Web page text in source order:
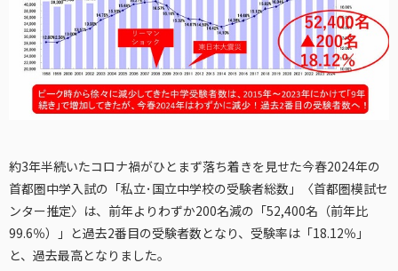
約3年半続いたコロナ禍がひとまず落ち着きを見せた今春2024年の
首都圏中学入試の「私立･国立中学校の受験者総数」〈首都圏模試セ
ンター推定〉は、前年よりわずか200名減の「52,400名（前年比
99.6％）」と過去2番目の受験者数となり、受験率は「18.12％」
と、過去最高となりました。